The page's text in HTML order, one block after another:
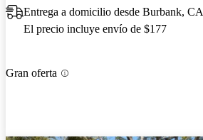
Entrega a domicilio desde Burbank, CA
El precio incluye envío de $177
Gran oferta